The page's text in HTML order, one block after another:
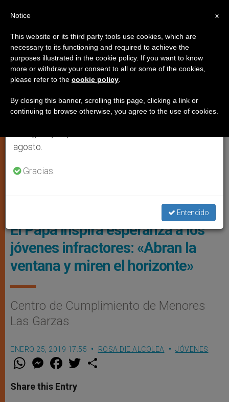
JÓVENES
El Papa En El Centro De Cumplimiento De Menores Las Garzas, De
Pacora, Panamá © Vatican Media
El Papa inspira esperanza a los
jóvenes infractores: «Abran la
ventana y miren el horizonte»
Centro de Cumplimiento de Menores
Las Garzas
ENERO 25, 2019 17:55 ROSA DIE ALCOLEA JÓVENES
W
t
s
M
e
s
e
F
a
e
b
w
Share this Entry
×
Aviso importante
Del 27 de julio al 7 de agosto haremos la pausa
anual, aprovechando que en el periodo de verano
se generan menos informaciones y también el
agosto.
Gracias.
Entendido
x
Notice
This website or its third party tools use cookies, which are
necessary to its functioning and required to achieve the
purposes illustrated in the cookie policy. If you want to know
more or withdraw your consent to all or some of the cookies,
please refer to the cookie policy
By closing this banner, scrolling this page, clicking a link or
continuing to browse otherwise, you agree to the use of cookies.